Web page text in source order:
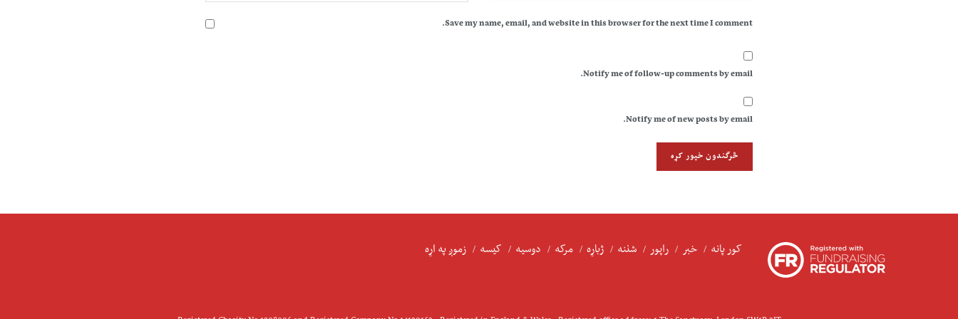
Save my name, email, and website in this browser for the next time I comment.
Notify me of follow-up comments by email.
Notify me of new posts by email.
کور پانه خبر راپور شننه ژباړه مرکه دوسیه کیسه زموږ په اړه